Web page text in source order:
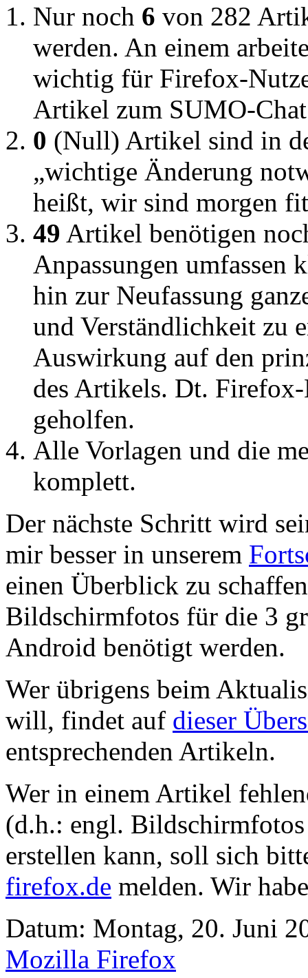
Nur noch 6 von 282
werden. An einem
wichtig für Firefox-
Artikel zum SUMO-
0 (Null) Artikel sind in
„wichtige Änderung
heißt, wir sind morgen
49 Artikel benötigen
Anpassungen umfassen
hin zur Neufassung
und Verständlichkeit zu
Auswirkung auf den
des Artikels. Dt.
geholfen.
Alle Vorlagen und die
komplett.
Der nächste Schritt wird
mir besser in unserem
einen Überblick zu
Bildschirmfotos für die 3
Android benötigt werden.
Wer übrigens beim
will, findet auf dieser
entsprechenden Artikeln.
Wer in einem Artikel
(d.h.: engl.
erstellen kann, soll sich
firefox.de melden. Wir
Datum: Montag, 20. Juni
Mozilla Firefox